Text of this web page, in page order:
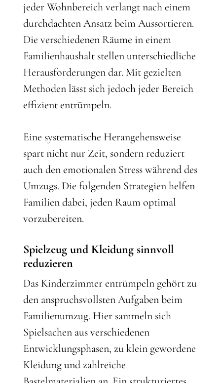
jeder Wohnbereich verlangt nach einem
durchdachten Ansatz beim Aussortieren.
Die verschiedenen Räume in einem
Familienhaushalt stellen unterschiedliche
Herausforderungen dar. Mit gezielten
Methoden lässt sich jedoch jeder Bereich
effizient entrümpeln.
Eine systematische Herangehensweise
spart nicht nur Zeit, sondern reduziert
auch den emotionalen Stress während des
Umzugs. Die folgenden Strategien helfen
Familien dabei, jeden Raum optimal
vorzubereiten.
Spielzeug und Kleidung sinnvoll
reduzieren
Das Kinderzimmer entrümpeln gehört zu
den anspruchsvollsten Aufgaben beim
Familienumzug. Hier sammeln sich
Spielsachen aus verschiedenen
Entwicklungsphasen, zu klein gewordene
Kleidung und zahlreiche